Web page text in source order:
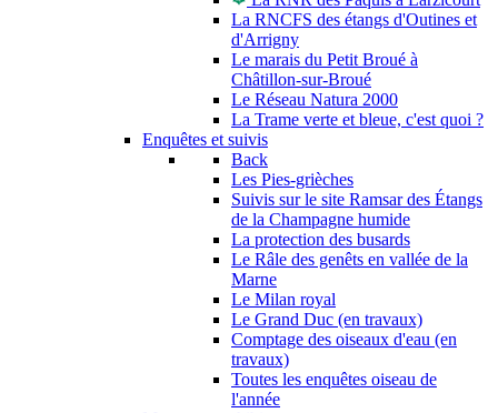
La RNCFS des étangs d'Outines et
d'Arrigny
Le marais du Petit Broué à
Châtillon-sur-Broué
Le Réseau Natura 2000
La Trame verte et bleue, c'est quoi ?
Enquêtes et suivis
Back
Les Pies-grièches
Suivis sur le site Ramsar des Étangs
de la Champagne humide
La protection des busards
Le Râle des genêts en vallée de la
Marne
Le Milan royal
Le Grand Duc (en travaux)
Comptage des oiseaux d'eau (en
travaux)
Toutes les enquêtes oiseau de
l'année